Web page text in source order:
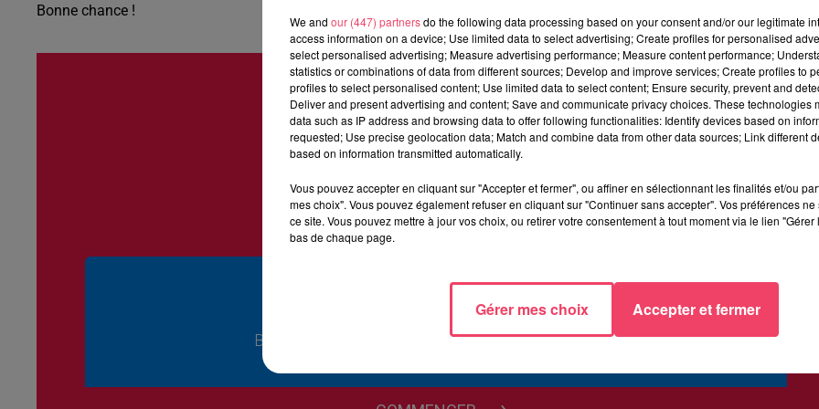
Bonne chance !
We and our (447) partnersdo the following data processing based on your consent and/or our legitimate
access information on a device; Use limited data to select advertising; Create profiles for personalised
select personalised advertising; Measure advertising performance; Measure content performance;
statistics or combinations of data from different sources; Develop and improve services; Create profiles to
profiles to select personalised content; Use limited data to select content; Ensure security, prevent and
Deliver and present advertising and content; Save and communicate privacy choices. These technologies
data such as IP address and browsing data to offer following functionalities: Identify devices based on
requested; Use precise geolocation data; Match and combine data from other data sources; Link different
based on information transmitted automatically.
Vous pouvez accepter en cliquant sur "Accepter et fermer", ou affiner en sélectionnant les finalités et/ou
mes choix". Vous pouvez également refuser en cliquant sur "Continuer sans accepter". Vos préférences
ce site. Vous pouvez mettre à jour vos choix, ou retirer votre consentement à tout moment via le lien
bas de chaque page.
Gérer mes choix Accepter et fermer